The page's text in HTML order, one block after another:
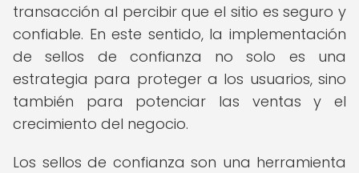
transacción al percibir que el sitio es seguro y
confiable. En este sentido, la implementación
de sellos de confianza no solo es una
estrategia para proteger a los usuarios, sino
también para potenciar las ventas y el
crecimiento del negocio.
Los sellos de confianza son una herramienta